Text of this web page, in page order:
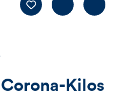
LIKE Kommentieren
der
Kilos